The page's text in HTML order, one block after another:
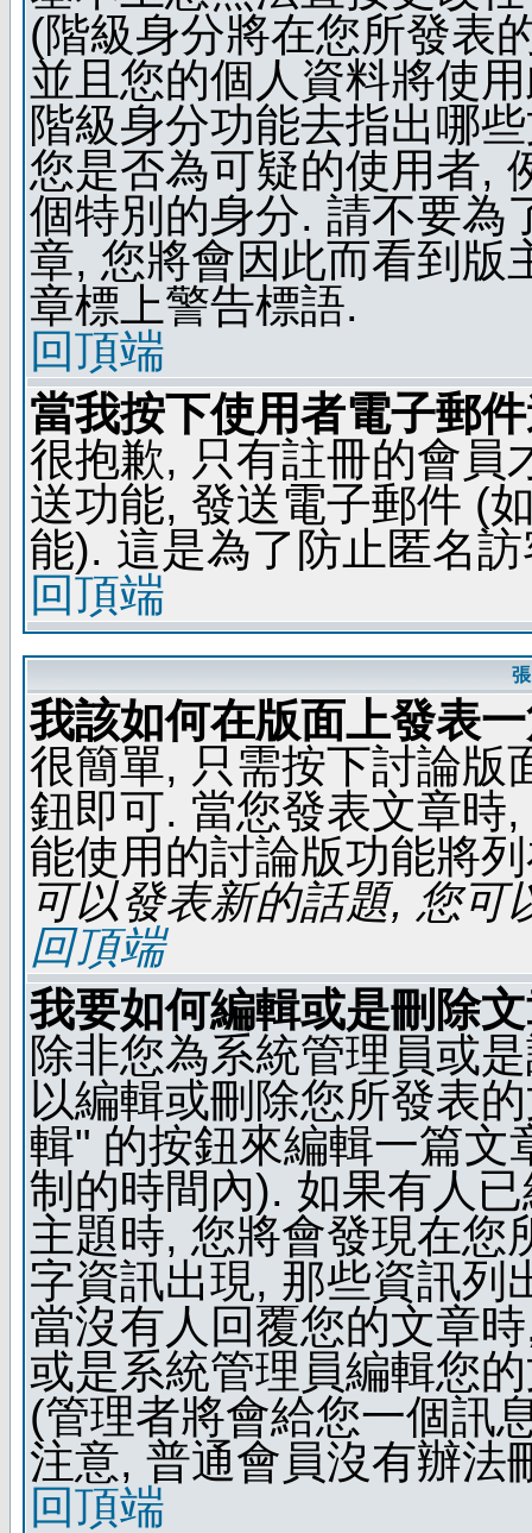
(階級身分將在您所發表
並且您的個人資料將使
階級身分功能去指出哪
您是否為可疑的使用者,
個特別的身分. 請不要為
章, 您將會因此而看到版
章標上警告標語.
回頂端
當我按下使用者電子郵
很抱歉, 只有註冊的會員
送功能, 發送電子郵件 (
能). 這是為了防止匿名
回頂端
我該如何在版面上發表
很簡單, 只需按下討論版
鈕即可. 當您發表文章時
能使用的討論版功能將
可以發表新的話題, 您可
回頂端
我要如何編輯或是刪除
除非您為系統管理員或
以編輯或刪除您所發表
輯" 的按鈕來編輯一篇文
制的時間內). 如果有人
主題時, 您將會發現在您
字資訊出現, 那些資訊列
當沒有人回覆您的文章
或是系統管理員編輯您
(管理者將會給您一個訊
注意, 普通會員沒有辦法
回頂端